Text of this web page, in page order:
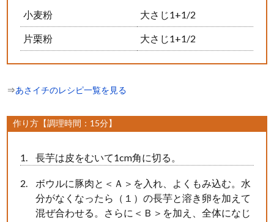
小麦粉 大さじ1+1/2
片栗粉 大さじ1+1/2
⇒あさイチのレシピ一覧を見る
作り方【調理時間：15分】
長芋は皮をむいて1cm角に切る。
ボウルに豚肉と＜Ａ＞を入れ、よくもみ込む。水
分がなくなったら（１）の長芋と溶き卵を加えて
混ぜ合わせる。さらに＜Ｂ＞を加え、全体になじ